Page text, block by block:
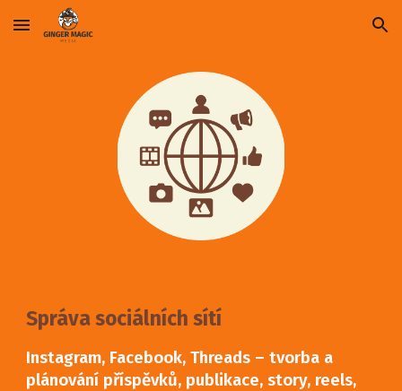
Skip to main content Skip to navigation
Správa sociálních sítí
Instagram, Facebook, Threads – tvorba a
plánování příspěvků, publikace, story, reels,